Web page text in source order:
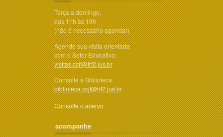
Terça a domingo,
das 11h às 19h
(não é necessário agendar)
Agende sua visita orientada
com o Setor Educativo:
visitas.ccjf@trf2.jus.br
Consulte a Biblioteca
biblioteca.ccjf@trf2.jus.br
Consulte o acervo
acompanhe